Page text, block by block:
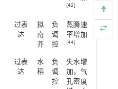
[42]
过表
达
拟
南
芥
负
调
控
蒸腾速
率增加
[44]
过表
达
水
稻
负
调
控
失水增
加，气
孔密度